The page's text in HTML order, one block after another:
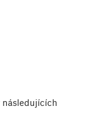
následujících